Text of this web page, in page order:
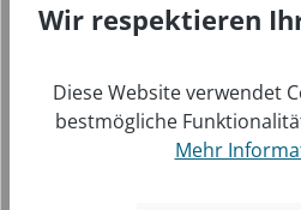
BESCHREIBUNG
ORIGINAL BOSE® KABEL-CLIP
PROFLIGHT SERIES 2
MEHR
Wir respektieren
Diese Website verwendet
bestmögliche
Mehr